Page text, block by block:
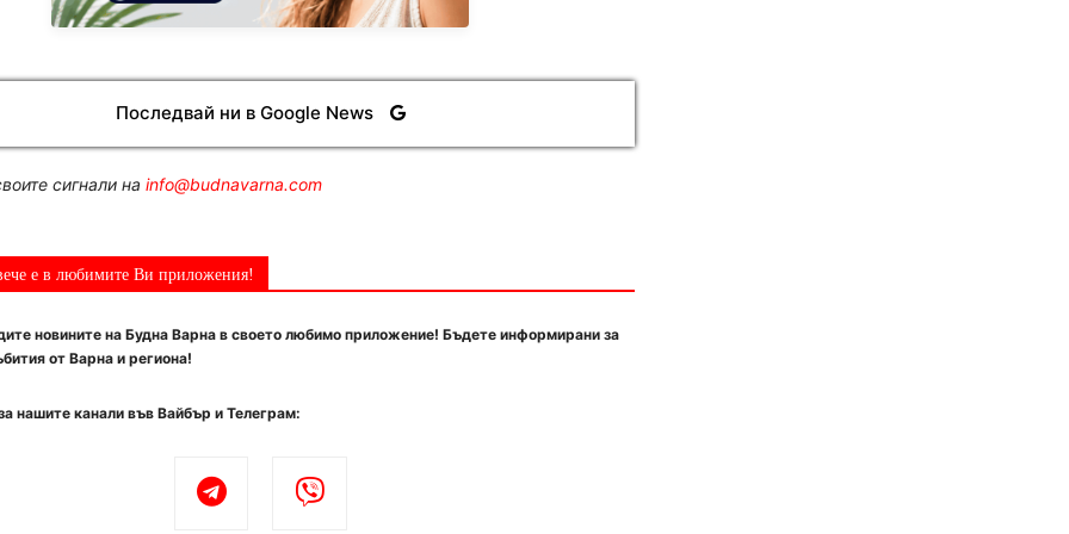
Последвай ни в Google News
сигнали на info@budnavarna.com
е в любимите Ви приложения!
новините на Будна Варна в своето любимо приложение! Бъдете информирани за
от Варна и региона!
нашите канали във Вайбър и Телеграм: